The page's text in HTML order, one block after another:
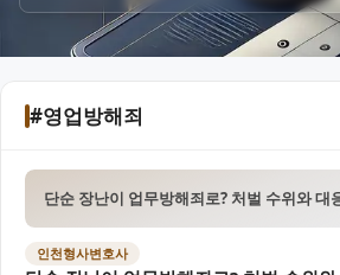
#영업방해죄
단순 장난이 업무방해죄로? 처벌 수위와 대
인천형사변호사